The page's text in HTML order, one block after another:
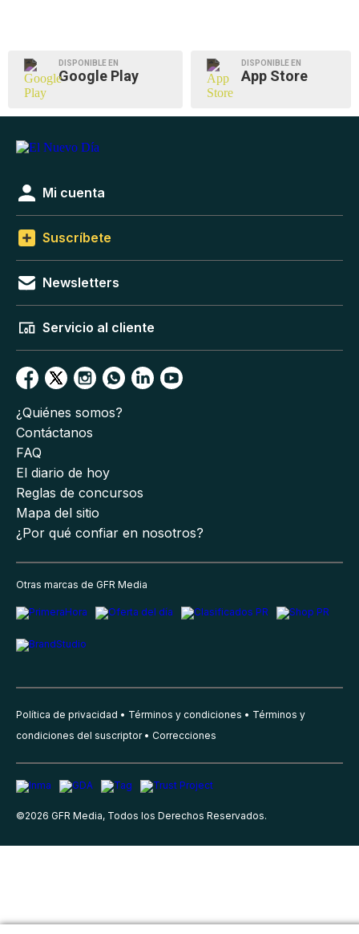
DISPONIBLE EN
Google Play
DISPONIBLE EN
App Store
Mi cuenta
Suscríbete
Newsletters
Servicio al cliente
¿Quiénes somos?
Contáctanos
FAQ
El diario de hoy
Reglas de concursos
Mapa del sitio
¿Por qué confiar en nosotros?
Otras marcas de GFR Media
Política de privacidad Términos y condiciones
Términos y
condiciones del suscriptor
Correcciones
©2026 GFR Media, Todos los Derechos Reservados.